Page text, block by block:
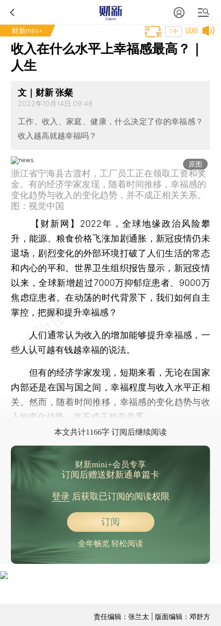
财新mini+ 试听
T中
收入在什么水平上幸福感最高？｜
人生
文｜财新 张粲
2022年10月14日 09:48
工作、收入、家庭、健康，什么决定了你的幸福感？
收入越高就越幸福吗？
原图
浙江省宁海县古渡村，工厂员工正在领取工资和奖
金。有的经济学家发现，随着时间推移，幸福感的
变化趋势与收入的变化趋势，并不成正相关关系。
图：视觉中国
【财新网】 2022年，全球地缘政治风险攀
升，能源、粮食价格飞涨加剧通胀，新冠疫情仍未
退场，剧烈变化的外部环境打破了人们生活的常态
和内心的平和。世界卫生组织报告显示，新冠疫情
以来，全球新增超过7000万抑郁症患者、9000万
焦虑症患者。在动荡的时代背景下，我们如何自主
掌控，把握和提升幸福感？
人们通常认为收入的增加能够提升幸福感，一
些人认可越有钱越幸福的说法。
但有的经济学家发现，短期来看，无论在国家
内部还是在国与国之间，幸福程度与收入水平正相
关。然而，随着时间推移，幸福感的变化趋势与收
入的变化趋势，并不成正相关关系。
本文共计1166字 订阅后继续阅读
财新mini+会员专享
订阅后赠送财新通单篇卡
登录后获取已订阅的阅读权限
订阅
全年畅览 轻松阅读
责任编辑：张兰太 | 版面编辑：邓舒方